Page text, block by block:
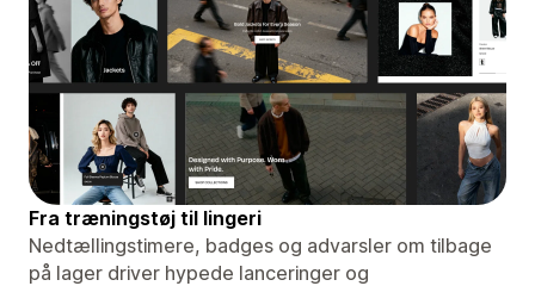
Fra træningstøj til lingeri
Nedtællingstimere, badges og advarsler om tilbage
på lager driver hypede lanceringer og